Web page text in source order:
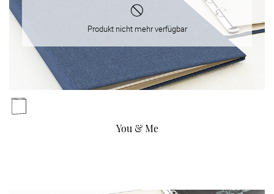
Produkt nicht mehr verfügbar
You & Me